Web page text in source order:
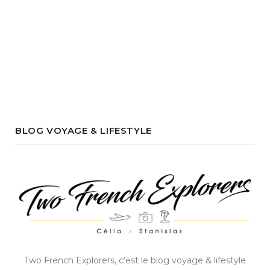
BLOG VOYAGE & LIFESTYLE
Two French Explorers, c'est le blog voyage & lifestyle